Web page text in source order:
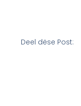
Deel dëse Post: